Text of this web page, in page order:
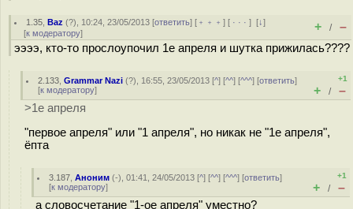
1.35 ,Baz (?), 10:24, 23/05/2013 [ответить] [ ﹢﹢﹢] [ · · ·][↓]
[к модератору] + / –
ээээ, кто-то прослоупочил 1е апреля и шутка прижилась????
2.133 ,Grammar Nazi (?), 16:55, 23/05/2013 [^] [^^] [^^^] [ответить]
[к модератору]
+1
+ / –
>1е апреля
"первое апреля" или "1 апреля", но никак не "1е апреля",
ёпта
3.187 ,Аноним (-), 01:41, 24/05/2013 [^] [^^] [^^^] [ответить]
[к модератору]
+1
+ / –
а словосчетание "1-ое апреля" уместно?